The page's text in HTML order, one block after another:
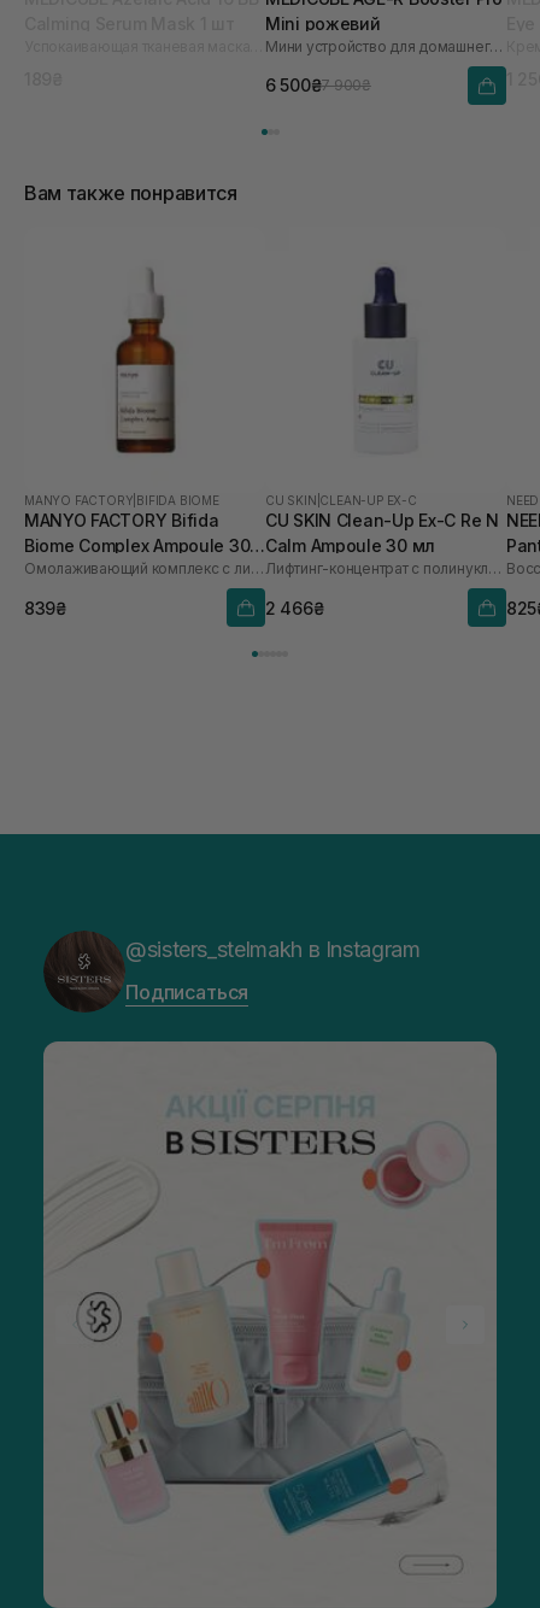
Mini рожевий
Мини устройство для домашнего ухода за кожей
6 500₴7 900₴
Вам также понравится
MANYO FACTORY BIFIDA BIOME
MANYO FACTORY Bifida
Biome Complex Ampoule 30
мл
Омолаживающий комплекс с лизаты бифидобактерий
839₴
CU SKIN CLEAN-UP EX-C
CU SKIN Clean-Up Ex-C Re N
Calm Ampoule 30 мл
Лифтинг-концентрат с полинуклеотидами
2 466₴
@sisters_stelmakh в Instagram
Подписаться